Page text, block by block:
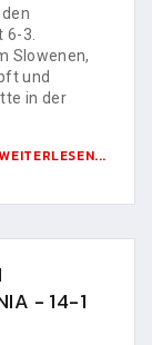
6-3.
Slowenen,
und
in der
WEITERLESEN...
- 14-1